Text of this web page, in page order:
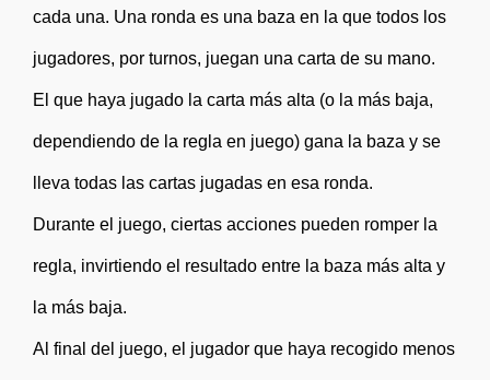
cada una. Una ronda es una baza en la que todos los
jugadores, por turnos, juegan una carta de su mano.
El que haya jugado la carta más alta (o la más baja,
dependiendo de la regla en juego) gana la baza y se
lleva todas las cartas jugadas en esa ronda.
Durante el juego, ciertas acciones pueden romper la
regla, invirtiendo el resultado entre la baza más alta y
la más baja.
Al final del juego, el jugador que haya recogido menos